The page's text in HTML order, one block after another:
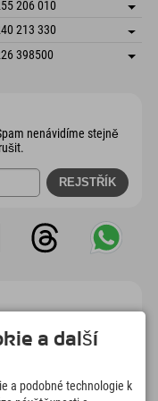
206 010
adresu
213 330
adresu
398500
nenávidíme stejně
a další
a podobné technologie k